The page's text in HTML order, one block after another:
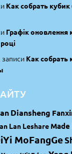
Как собрать
Графік оновлення
записи Как собрать
Diansheng
Lan Leshare
MoFangGe